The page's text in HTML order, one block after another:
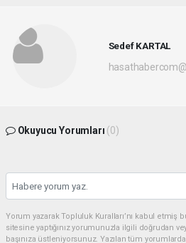
Sedef KARTAL
Okuyucu Yorumları (0)
Yorum yazarak Topluluk Kuralları’nı kabul etmiş
sitesine yaptığınız yorumunuzla ilgili doğrudan
başınıza üstleniyorsunuz. Yazılan tüm